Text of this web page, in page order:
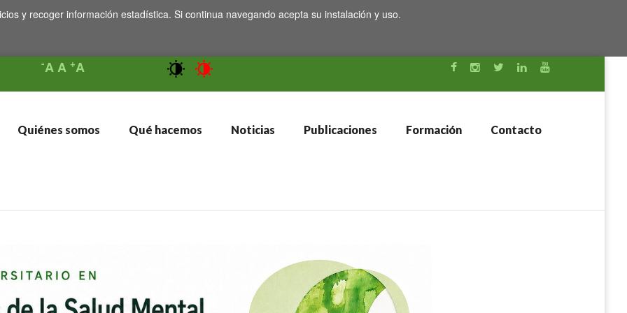
y recoger información estadística. Si continua navegando acepta su instalación y uso.
-AA +A
Quiénes somos Qué hacemos Noticias Publicaciones Formación Contacto